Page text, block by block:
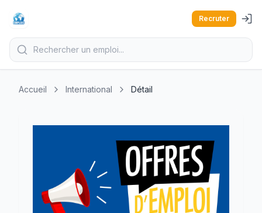
Recruter
Accueil International Détail